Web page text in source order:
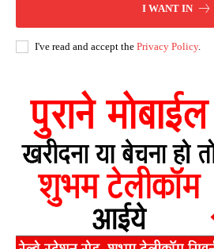
I WANT IN
I've read and accept the Privacy Policy.